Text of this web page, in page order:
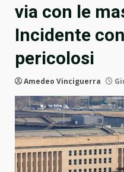
via con le
Incidente
pericolosi
Amedeo Vinciguerra